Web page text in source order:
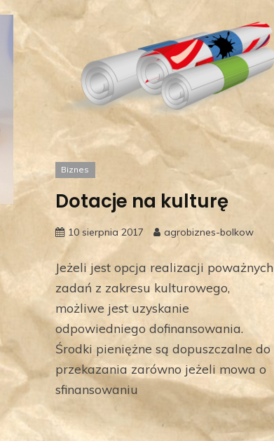
Biznes
Dotacje na kulturę
10 sierpnia 2017 agrobiznes-bolkow
Jeżeli jest opcja realizacji poważnych
zadań z zakresu kulturowego,
możliwe jest uzyskanie
odpowiedniego dofinansowania.
Środki pieniężne są dopuszczalne do
przekazania zarówno jeżeli mowa o
sfinansowaniu